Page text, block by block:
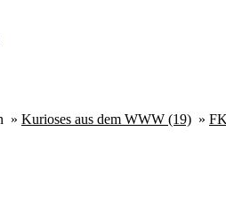
» Kurioses aus dem WWW (19) »